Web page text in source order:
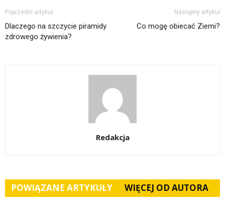
Poprzedni artykuł
Dlaczego na szczycie piramidy
zdrowego żywienia?
Następny artykuł
Co mogę obiecać Ziemi?
Redakcja
POWIĄZANE ARTYKUŁY WIĘCEJ OD AUTORA